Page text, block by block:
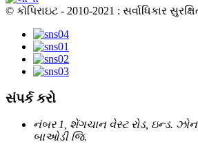
© કૉપિરાઇટ - 2010-2021 : સર્વાધિકાર
સંપર્ક કરો
નંબર 1, શેંગચાન વેસ્ટ રોડ, ઇન્ડ.
બાઓડી જિ.